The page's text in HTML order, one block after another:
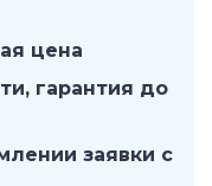
цена
гарантия до
заявки с